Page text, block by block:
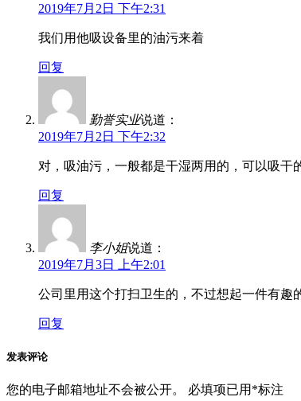
2019年7月2日 下午2:31
我们用他吸设备里的油污来着
回复
勤誉实业说道：
2019年7月2日 下午2:32
对，吸油污，一般都是干湿两用的，可以吸干
回复
李小姐说道：
2019年7月3日 上午2:01
公司里用这个打扫卫生的，不过想起一件有趣
回复
发表评论
您的电子邮箱地址不会被公开。 必填项已用 *标注